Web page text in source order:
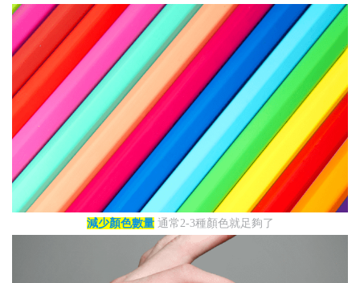
減少顏色數量通常2-3種顏色就足夠了